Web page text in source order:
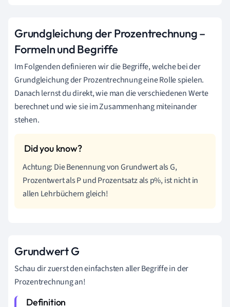
Grundgleichung der Prozentrechnung –
Formeln und Begriffe
Im Folgenden definieren wir die Begriffe, welche bei der
Grundgleichung der Prozentrechnung eine Rolle spielen.
Danach lernst du direkt, wie man die verschiedenen Werte
berechnet und wie sie im Zusammenhang miteinander
stehen.
Achtung: Die Benennung von Grundwert als G,
Prozentwert als P und Prozentsatz als p%, ist nicht in
allen Lehrbüchern gleich!
Grundwert G
Schau dir zuerst den einfachsten aller Begriffe in der
Prozentrechnung an!